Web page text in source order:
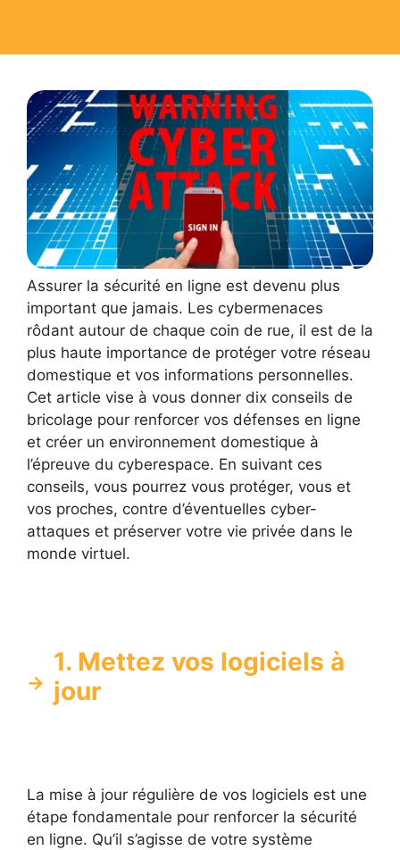
Assurer la sécurité en ligne est devenu plus
important que jamais. Les cybermenaces
rôdant autour de chaque coin de rue, il est de la
plus haute importance de protéger votre réseau
domestique et vos informations personnelles.
Cet article vise à vous donner dix conseils de
bricolage pour renforcer vos défenses en ligne
et créer un environnement domestique à
l’épreuve du cyberespace. En suivant ces
conseils, vous pourrez vous protéger, vous et
vos proches, contre d’éventuelles cyber-
attaques et préserver votre vie privée dans le
monde virtuel.
1. Mettez vos logiciels à
jour
La mise à jour régulière de vos logiciels est une
étape fondamentale pour renforcer la sécurité
en ligne. Qu’il s’agisse de votre système